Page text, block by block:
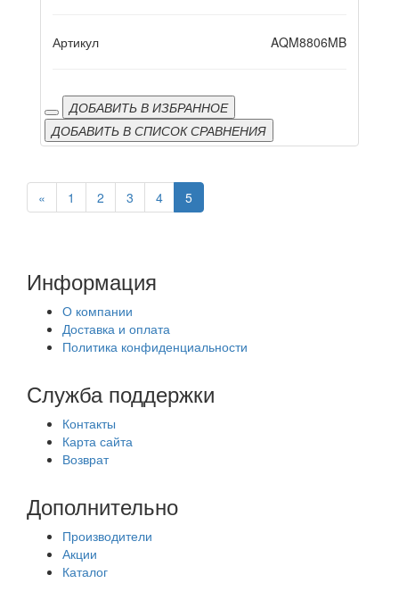
Артикул AQM8806MB
ДОБАВИТЬ В ИЗБРАННОЕ
ДОБАВИТЬ В СПИСОК СРАВНЕНИЯ
« 1 2 3 4 5
Информация
О компании
Доставка и оплата
Политика конфиденциальности
Служба поддержки
Контакты
Карта сайта
Возврат
Дополнительно
Производители
Акции
Каталог